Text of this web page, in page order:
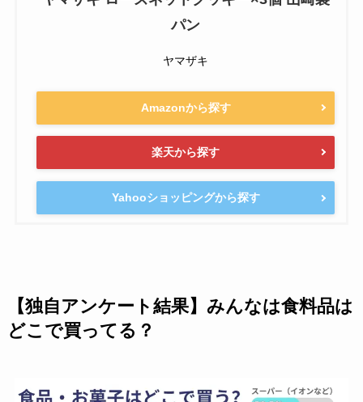
パン
ヤマザキ
Amazonから探す
楽天から探す
Yahooショッピングから探す
【独自アンケート結果】みんなは食料品は
どこで買ってる？